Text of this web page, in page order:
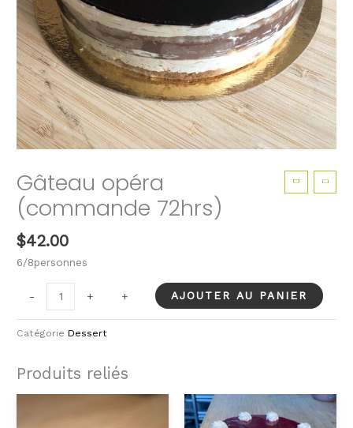
Gâteau opéra
(commande 72hrs)
$42.00
6/8personnes
-
-
Gâteau
72hrs)
+ + AJOUTER AU PANIER
Catégorie Dessert
Produits reliés